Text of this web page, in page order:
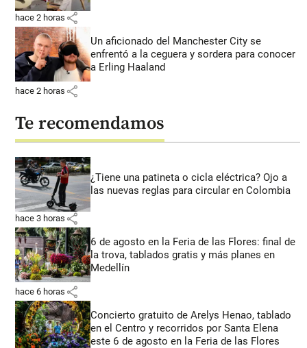
hace 2 horas share
Un aficionado del Manchester City se
enfrentó a la ceguera y sordera para conocer
a Erling Haaland
hace 2 horas share
Te recomendamos
¿Tiene una patineta o cicla eléctrica? Ojo a
las nuevas reglas para circular en Colombia
hace 3 horas share
6 de agosto en la Feria de las Flores: final de
la trova, tablados gratis y más planes en
Medellín
hace 6 horas share
Concierto gratuito de Arelys Henao, tablado
en el Centro y recorridos por Santa Elena
este 6 de agosto en la Feria de las Flores